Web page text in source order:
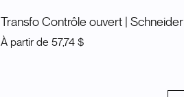
Transfo Contrôle ouvert | Schneider
À partir de 57,74 $